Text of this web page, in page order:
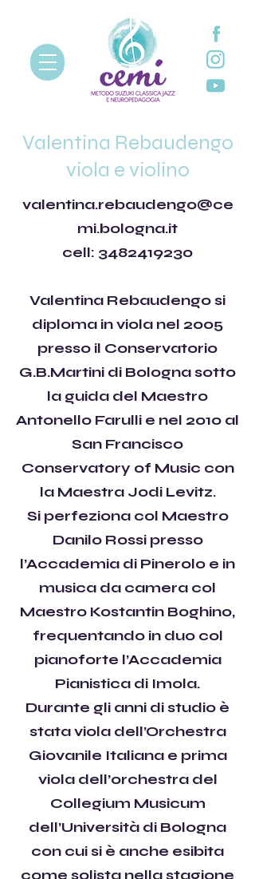
Valentina Rebaudengo
viola e violino
valentina.rebaudengo@ce
mi.bologna.it
cell: 3482419230
Valentina Rebaudengo si
diploma in viola nel 2005
presso il Conservatorio
G.B.Martini di Bologna sotto
la guida del Maestro
Antonello Farulli e nel 2010 al
San Francisco
Conservatory of Music con
la Maestra Jodi Levitz.
Si perfeziona col Maestro
Danilo Rossi presso
l’Accademia di Pinerolo e in
musica da camera col
Maestro Kostantin Boghino,
frequentando in duo col
pianoforte l’Accademia
Pianistica di Imola.
Durante gli anni di studio è
stata viola dell’Orchestra
Giovanile Italiana e prima
viola dell’orchestra del
Collegium Musicum
dell’Università di Bologna
con cui si è anche esibita
come solista nella stagione